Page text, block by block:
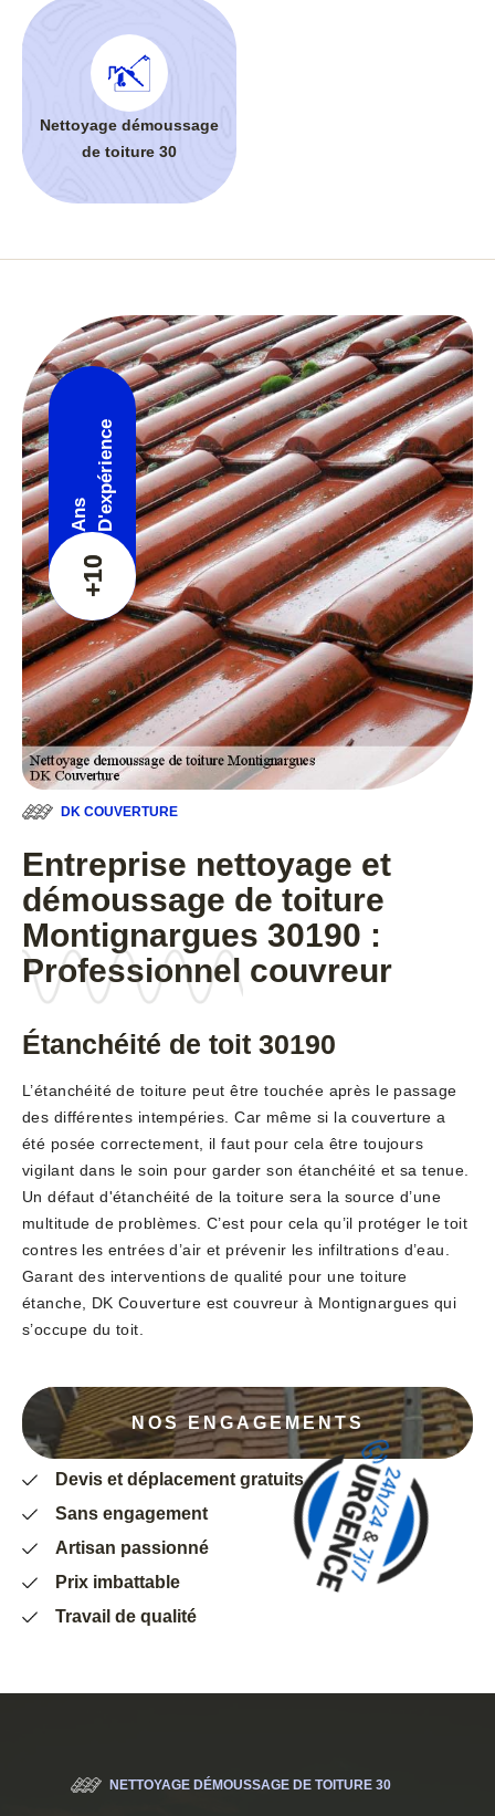
Nettoyage démoussage
de toiture 30
+10
Ans D'expérience
DK COUVERTURE
Entreprise nettoyage et
démoussage de toiture
Montignargues 30190 :
Professionnel couvreur
Étanchéité de toit 30190
L’étanchéité de toiture peut être touchée après le passage
des différentes intempéries. Car même si la couverture a
été posée correctement, il faut pour cela être toujours
vigilant dans le soin pour garder son étanchéité et sa tenue.
Un défaut d'étanchéité de la toiture sera la source d’une
multitude de problèmes. C’est pour cela qu’il protéger le toit
contres les entrées d’air et prévenir les infiltrations d’eau.
Garant des interventions de qualité pour une toiture
étanche, DK Couverture est couvreur à Montignargues qui
s’occupe du toit.
NOS ENGAGEMENTS
Devis et déplacement gratuits
Sans engagement
Artisan passionné
Prix imbattable
Travail de qualité
NETTOYAGE DÉMOUSSAGE DE TOITURE 30